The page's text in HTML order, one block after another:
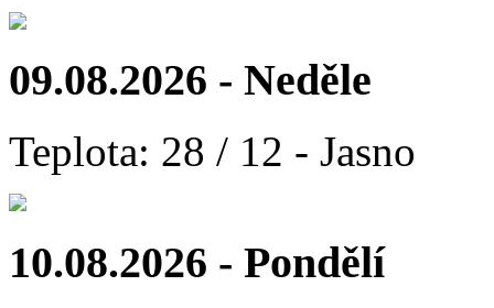
09.08.2026 - Neděle
Teplota: 28 / 12 - Jasno
10.08.2026 - Pondělí